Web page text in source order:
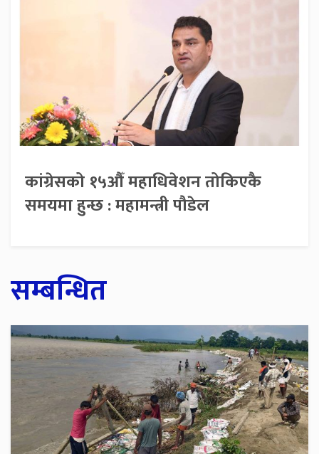
कांग्रेसको १५औँ महाधिवेशन तोकिएकै
समयमा हुन्छ : महामन्त्री पौडेल
सम्बन्धित